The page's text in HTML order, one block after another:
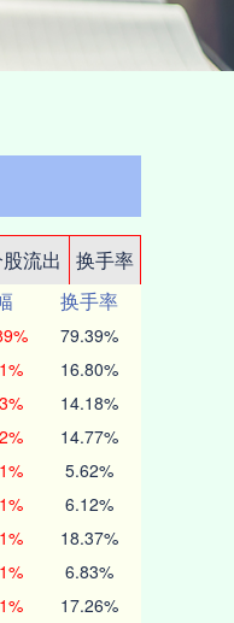
流出
换手率
换手率
79.39%
16.80%
14.18%
14.77%
5.62%
6.12%
18.37%
6.83%
17.26%